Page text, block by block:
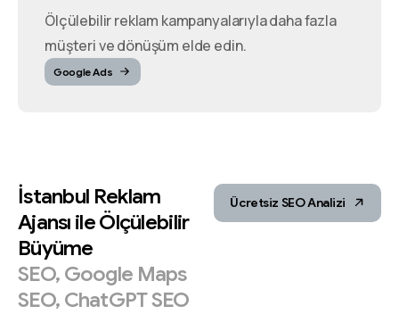
Ölçülebilir reklam kampanyalarıyla daha fazla
müşteri ve dönüşüm elde edin.
Google Ads
İstanbul Reklam
Ajansı ileÖlçülebilir
Büyüme
SEO, Google Maps
SEO, ChatGPTSEO
Ücretsiz SEO Analizi